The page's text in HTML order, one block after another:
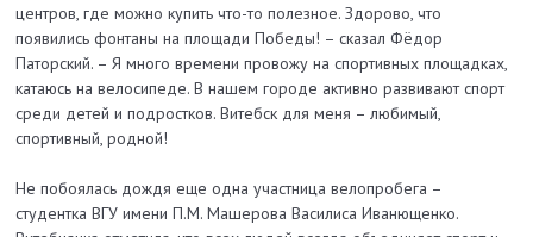
центров, где можно купить что-то полезное. Здорово, что
появились фонтаны на площади Победы! – сказал Фёдор
Паторский. – Я много времени провожу на спортивных площадках,
катаюсь на велосипеде. В нашем городе активно развивают спорт
среди детей и подростков. Витебск для меня – любимый,
спортивный, родной!
Не побоялась дождя еще одна участница велопробега –
студентка ВГУ имени П.М. Машерова Василиса Иванющенко.